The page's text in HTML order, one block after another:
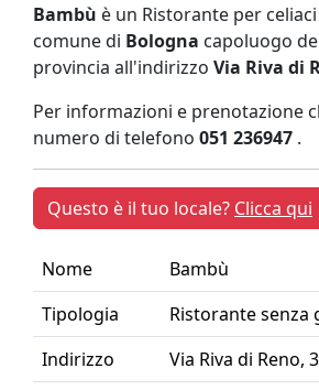
Bambù è un Ristorante per
comune di Bologna capoluogo
provincia all'indirizzo Via Riva di
Per informazioni e prenotazione
numero di telefono 051 236947 .
Questo è il tuo locale? Clicca qui
Nome
Bambù
Tipologia
Ristorante senza
Indirizzo
Via Riva di Reno,